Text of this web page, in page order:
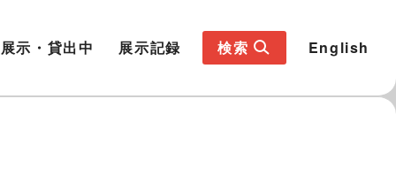
展示・貸出中 展示記録 検索 English